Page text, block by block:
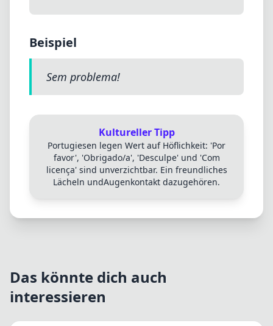
Beispiel
Sem problema!
Kultureller Tipp
Portugiesen legen Wert auf Höflichkeit: 'Por
favor', 'Obrigado/a', 'Desculpe' und 'Com
licença' sind unverzichtbar. Ein freundliches
Lächeln undAugenkontakt dazugehören.
Das könnte dich auch
interessieren